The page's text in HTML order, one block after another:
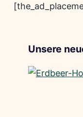
Unsere